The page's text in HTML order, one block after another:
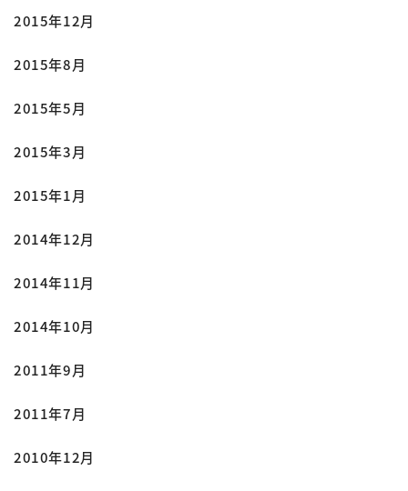
2015年12月
2015年8月
2015年5月
2015年3月
2015年1月
2014年12月
2014年11月
2014年10月
2011年9月
2011年7月
2010年12月